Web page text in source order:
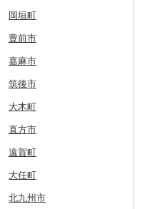
中札内村
滝川市
比布町
鶴居村
釧路市
苫前町
当別町
占冠村
上士幌町
むつ市
田舎館村
青森県（県庁）
三沢市
西目屋村
山田町
大槌町
大和町
大郷町
南三陸町
仙台市
大河原町
角田市
涌谷町
東松島市
寒河江市
西川町
高畠町
山形市
三川町
大江町
米沢市
福島市
新地町
葛尾村
三島町
桑折町
矢吹町
国見町
檜枝岐村
喜多方市
水戸市
鉾田市
桜川市
石岡市
茨城県（県庁）
坂東市
小美玉市
日立市
大子町
草津町
高崎市
群馬県（県庁）
大泉町
長野原町
中之条町
吉見町
東松山市
入間市
志木市
北本市
桶川市
加須市
三郷市
八潮市
佐倉市
木更津市
茂原市
野田市
山武市
鴨川市
印西市
神崎町
船橋市
板橋区
渋谷区
千代田区
新宿区
江東区
青梅市
国立市
品川区
福生市
横浜市
茅ヶ崎市
川崎市
厚木市
海老名市
相模原市
座間市
二宮町
湯沢町
新潟市
甲州市
丹波山村
売木村
小諸市
木曽町
箕輪町
駒ヶ根市
王滝村
千曲市
辰野町
茅野市
海津市
関ケ原町
七宗町
笠松町
東白川村
土岐市
岐阜県（県庁）
下呂市
多治見市
森町
川根本町
富士市
御前崎市
東伊豆町
西伊豆町
清水町
南伊豆町
松崎町
東海市
新城市
春日井市
瀬戸市
大府市
半田市
あま市
岩倉市
小牧市
八幡市
京田辺市
向日市
吹田市
河南町
和泉市
高槻市
豊中市
箕面市
太子町
岬町
千早赤阪村
尼崎市
加西市
宝塚市
淡路市
丹波篠山市
香美町
芦屋市
神戸市
川西市
上牧町
明日香村
吉野町
奈良市
大和郡山市
野迫川村
葛城市
三宅町
生駒市
すさみ町
日高町
有田川町
印南町
和歌山県（県庁）
みなべ町
かつらぎ町
田辺市
北山村
矢掛町
鏡野町
香南市
大豊町
田野町
高知市
東洋町
越知町
安芸市
本山町
土佐清水市
岡垣町
豊前市
嘉麻市
筑後市
大木町
直方市
遠賀町
大任町
北九州市